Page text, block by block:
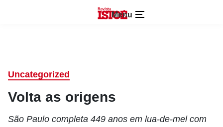
Menu
Uncategorized
Volta as origens
São Paulo completa 449 anos em lua-de-mel com